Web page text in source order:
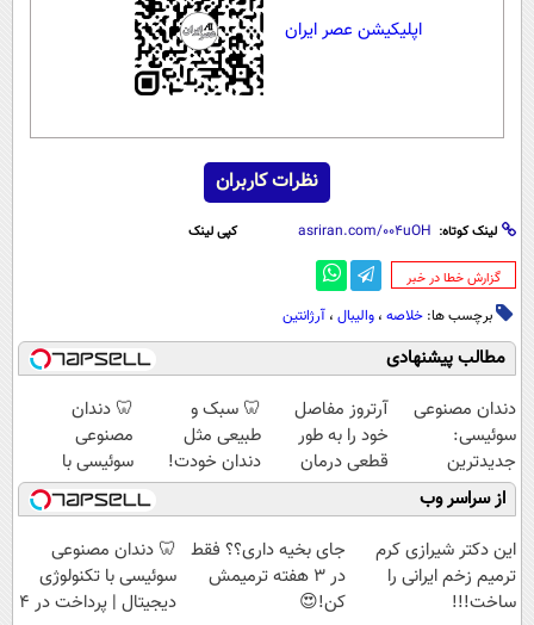
اپلیکیشن عصر ایران
نظرات کاربران
لینک کوتاه: کپی لینک
‌گزارش خطا در خبر
برچسب ها: خلاصه‌ ، والیبال ، آرژانتین
مطالب پیشنهادی
دندان مصنوعی
سوئیسی:
جدیدترین
فناوری اروپا،
سبک و مقاوم |
پرداخت قسطی
آرتروز مفاصل
خود را به طور
قطعی درمان
کنید!
◗پرسش‌نامه◖
🦷 سبک و
طبیعی مثل
دندان خودت!
نصب آسان و
پرداخت اقساطی
💳 📍 تهران
🦷 دندان
مصنوعی
سوئیسی با
تکنولوژی
دیجیتال |
قسط |📍 تهران
از سراسر وب
این دکتر شیرازی کرم
ترمیم زخم ایرانی را
ساخت!!!
جای بخیه داری؟؟ فقط
در 3 هفته ترمیمش
کن!😍
🦷 دندان مصنوعی
سوئیسی با تکنولوژی
دیجیتال | پرداخت در 4